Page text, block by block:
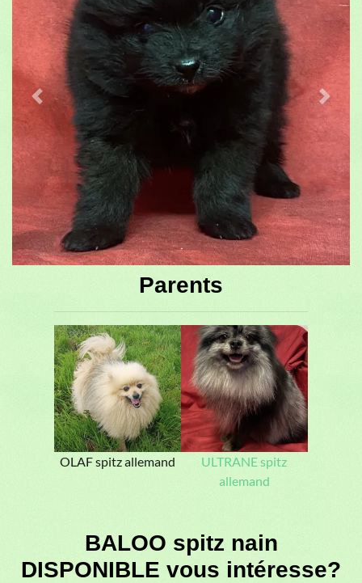
Previous Next
Parents
OLAF spitz allemand
ULTRANE spitz
allemand
BALOO spitz nain
DISPONIBLE vous intéresse?